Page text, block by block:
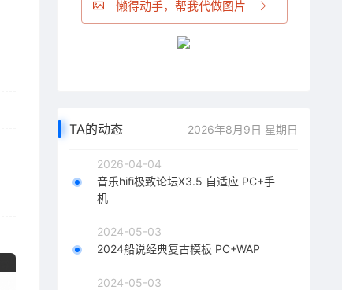
懒得动手，帮我代做图片
TA的动态 2026年8月9日 星期日
2026-04-04
音乐hifi极致论坛X3.5 自适应 PC+手
机
2024-05-03
2024船说经典复古模板 PC+WAP
2024-05-03